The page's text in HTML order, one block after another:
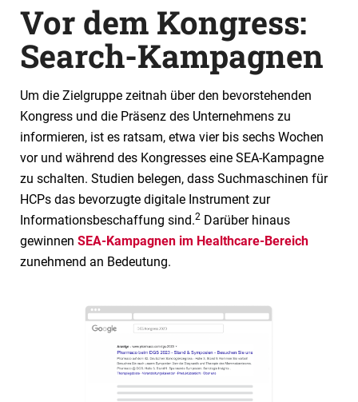
Vor dem Kongress:
Search-Kampagnen
Um die Zielgruppe zeitnah über den bevorstehenden
Kongress und die Präsenz des Unternehmens zu
informieren, ist es ratsam, etwa vier bis sechs Wochen
vor und während des Kongresses eine SEA-Kampagne
zu schalten. Studien belegen, dass Suchmaschinen für
HCPs das bevorzugte digitale Instrument zur
Informationsbeschaffung sind.2 Darüber hinaus
gewinnen SEA-Kampagnen im Healthcare-Bereich
zunehmend an Bedeutung.